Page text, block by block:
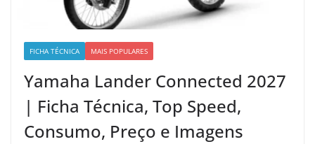
FICHA TÉCNICA MAIS POPULARES
Yamaha Lander Connected 2027
| Ficha Técnica, Top Speed,
Consumo, Preço e Imagens